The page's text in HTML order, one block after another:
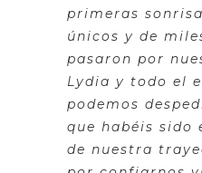
primeras
únicos y de
pasaron por
Lydia y todo el
podemos
que habéis sido
de nuestra